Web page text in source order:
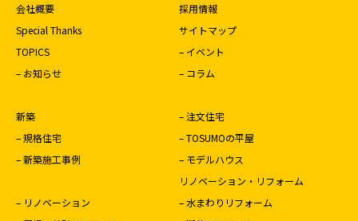
会社概要
採用情報
Special Thanks
サイトマップ
TOPICS
– イベント
– お知らせ
– コラム
新築
– 注文住宅
– 規格住宅
– TOSUMOの平屋
– 新築施工事例
– モデルハウス
リノベーション・リフォーム
– リノベーション
– 水まわりリフォーム